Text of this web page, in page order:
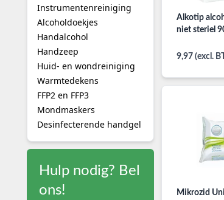
Instrumentenreiniging
Alcoholdoekjes
Handalcohol
Handzeep
Huid- en wondreiniging
Warmtedekens
FFP2 en FFP3
Mondmaskers
Desinfecterende handgel
Hulp nodig? Bel
ons!
Alkotip
niet steriel
9,97 (excl.
Mikrozid